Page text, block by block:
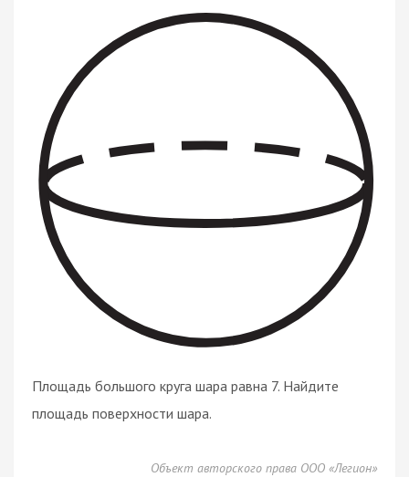
Площадь большого круга шара равна 7. Найдите
площадь поверхности шара.
Объект авторского права ООО «Легион»